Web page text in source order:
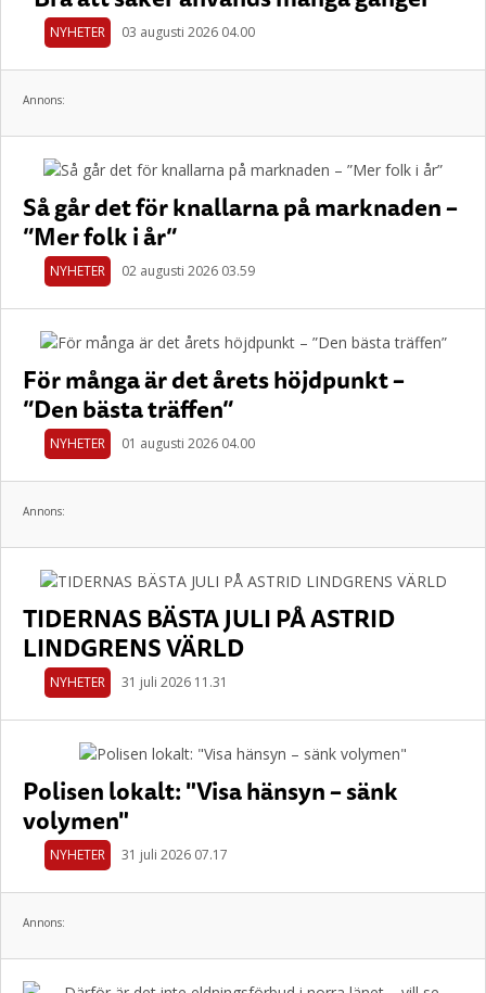
NYHETER 03 augusti 2026 04.00
Annons:
Så går det för knallarna på marknaden –
”Mer folk i år”
NYHETER 02 augusti 2026 03.59
För många är det årets höjdpunkt –
”Den bästa träffen”
NYHETER 01 augusti 2026 04.00
Annons:
TIDERNAS BÄSTA JULI PÅ ASTRID
LINDGRENS VÄRLD
NYHETER 31 juli 2026 11.31
Polisen lokalt: "Visa hänsyn – sänk
volymen"
NYHETER 31 juli 2026 07.17
Annons: